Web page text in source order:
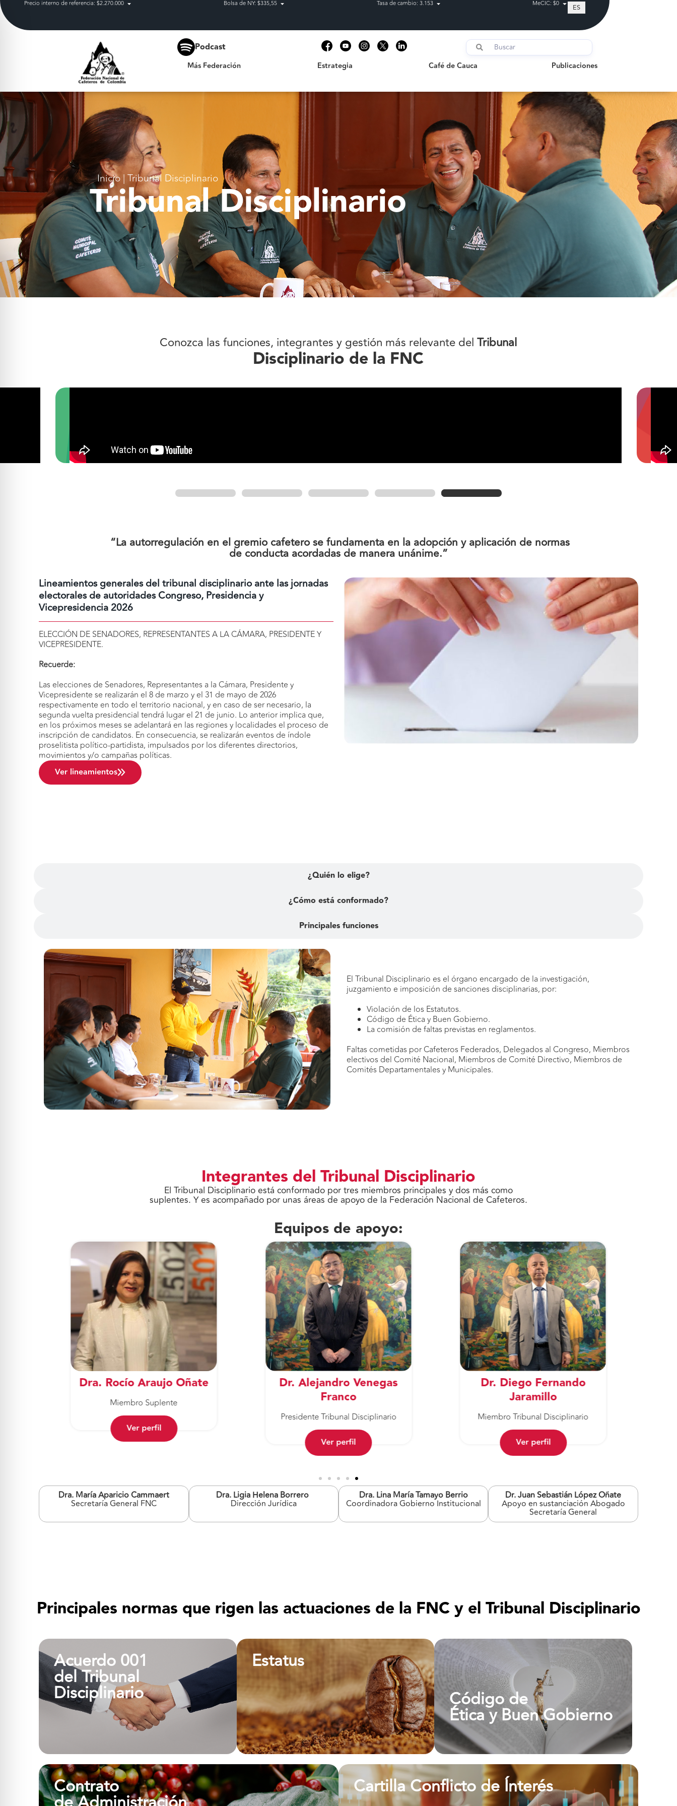
Precio interno de referencia: $2.270.000 Bolsa de NY: $335,55 Tasa de cambio: 3.153 MeCIC: $0 ES
Podcast
Más Federación Estrategia Café de Cauca Publicaciones
Publicaciones
Inicio | Tribunal Disciplinario
Tribunal Disciplinario
Conozca las funciones, integrantes y gestión más relevante delTribunal
Disciplinario de la FNC
“La autorregulación en el gremio cafetero se fundamenta en la adopción y aplicación de normas
de conducta acordadas de manera unánime.”
Lineamientos generales del tribunal disciplinario ante las jornadas
electorales de autoridades Congreso, Presidencia y
Vicepresidencia 2026
ELECCIÓN DE SENADORES, REPRESENTANTES A LA CÁMARA, PRESIDENTE Y
VICEPRESIDENTE.
Recuerde:
Las elecciones de Senadores, Representantes a la Cámara, Presidente y
Vicepresidente se realizarán el 8 de marzo y el 31 de mayo de 2026
respectivamente en todo el territorio nacional, y en caso de ser necesario, la
segunda vuelta presidencial tendrá lugar el 21 de junio. Lo anterior implica que,
en los próximos meses se adelantará en las regiones y localidades el proceso de
inscripción de candidatos. En consecuencia, se realizarán eventos de índole
proselitista político-partidista, impulsados por los diferentes directorios,
movimientos y/o campañas políticas.
Ver lineamientos
¿Quién lo elige?
¿Cómo está conformado?
Principales funciones
El Tribunal Disciplinario es el órgano encargado de la investigación,
juzgamiento e imposición de sanciones disciplinarias, por:
Violación de los Estatutos.
Código de Ética y Buen Gobierno.
La comisión de faltas previstas en reglamentos.
Faltas cometidas por Cafeteros Federados, Delegados al Congreso, Miembros
electivos del Comité Nacional, Miembros de Comité Directivo, Miembros de
Comités Departamentales y Municipales.
Integrantes del Tribunal Disciplinario
El Tribunal Disciplinario está conformado por tres miembros principales y dos más como
suplentes. Y es acompañado por unas áreas de apoyo de la Federación Nacional de Cafeteros.
Equipos de apoyo:
Dra. Rocío Araujo Oñate
Miembro Suplente
Ver perfil
Dr. Alejandro Venegas
Franco
Presidente Tribunal Disciplinario
Ver perfil
Dr. Diego Fernando
Jaramillo
Miembro Tribunal Disciplinario
Ver perfil
Dra. María Aparicio Cammaert
Secretaría General FNC
Dra. Ligia Helena Borrero
Dirección Jurídica
Dra. Lina María Tamayo Berrio
Coordinadora Gobierno Institucional
Dr. Juan Sebastián López Oñate
Apoyo en sustanciación Abogado
Secretaría General
Principales normas que rigen las actuaciones de la FNC y el Tribunal Disciplinario
Acuerdo 001
del Tribunal
Disciplinario
Acuerdo 001 del Tribunal
Disciplinario
Ver más
Estatus
Estatus
Ver más
Código de
Ética y Buen Gobierno
Código de Ética y Buen Gobierno
Ver más
Contrato Cartilla Conflicto de Ínterés